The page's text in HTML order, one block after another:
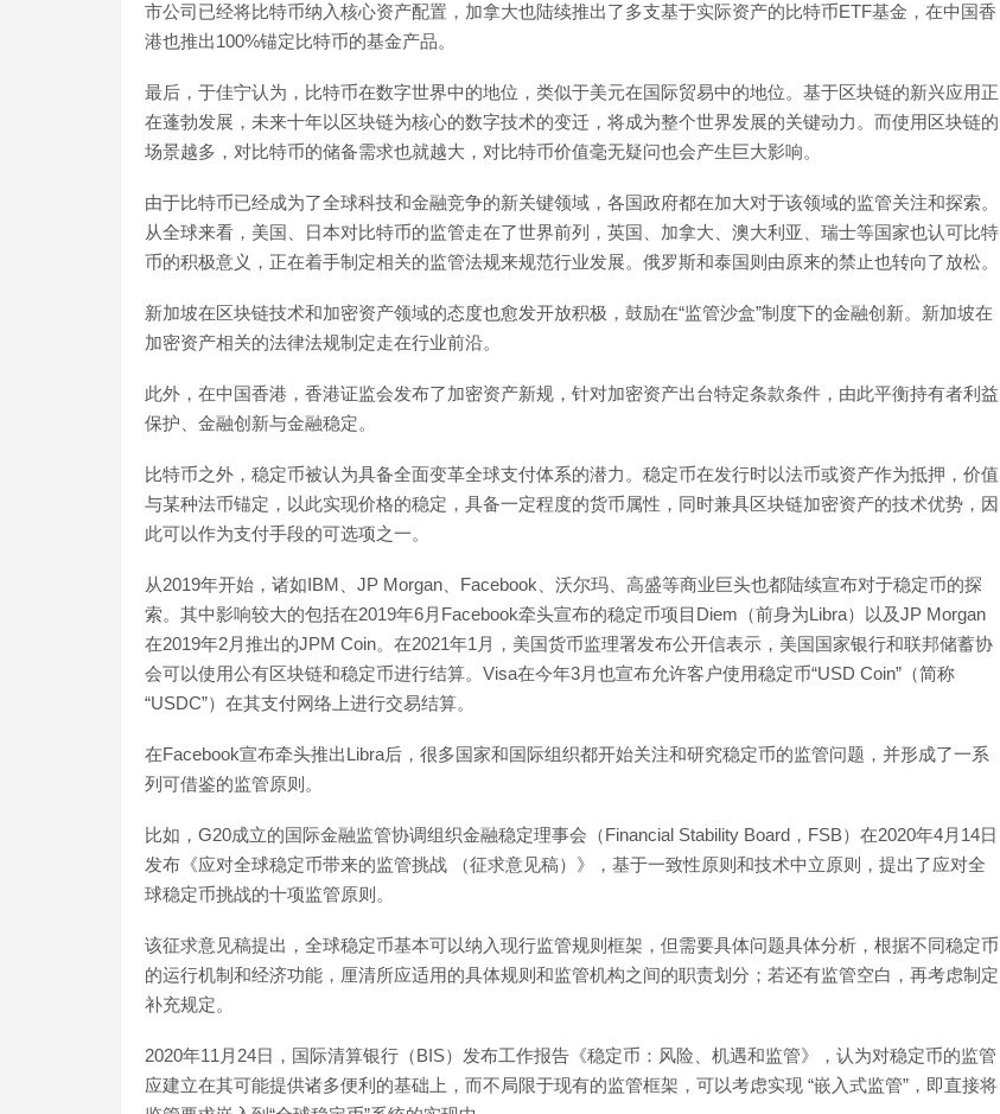
市公司已经将比特币纳入核心资产配置，加拿大也陆续推出了多支基于实际资产的比特币ETF基金，在中国香
港也推出100%锚定比特币的基金产品。
最后，于佳宁认为，比特币在数字世界中的地位，类似于美元在国际贸易中的地位。基于区块链的新兴应用正
在蓬勃发展，未来十年以区块链为核心的数字技术的变迁，将成为整个世界发展的关键动力。而使用区块链的
场景越多，对比特币的储备需求也就越大，对比特币价值毫无疑问也会产生巨大影响。
由于比特币已经成为了全球科技和金融竞争的新关键领域，各国政府都在加大对于该领域的监管关注和探索。
从全球来看，美国、日本对比特币的监管走在了世界前列，英国、加拿大、澳大利亚、瑞士等国家也认可比特
币的积极意义，正在着手制定相关的监管法规来规范行业发展。俄罗斯和泰国则由原来的禁止也转向了放松。
新加坡在区块链技术和加密资产领域的态度也愈发开放积极，鼓励在“监管沙盒”制度下的金融创新。新加坡在
加密资产相关的法律法规制定走在行业前沿。
此外，在中国香港，香港证监会发布了加密资产新规，针对加密资产出台特定条款条件，由此平衡持有者利益
保护、金融创新与金融稳定。
比特币之外，稳定币被认为具备全面变革全球支付体系的潜力。稳定币在发行时以法币或资产作为抵押，价值
与某种法币锚定，以此实现价格的稳定，具备一定程度的货币属性，同时兼具区块链加密资产的技术优势，因
此可以作为支付手段的可选项之一。
从2019年开始，诸如IBM、JP Morgan、Facebook、沃尔玛、高盛等商业巨头也都陆续宣布对于稳定币的探
索。其中影响较大的包括在2019年6月Facebook牵头宣布的稳定币项目Diem（前身为Libra）以及JP Morgan
在2019年2月推出的JPM Coin。在2021年1月，美国货币监理署发布公开信表示，美国国家银行和联邦储蓄协
会可以使用公有区块链和稳定币进行结算。Visa在今年3月也宣布允许客户使用稳定币“USD Coin”（简称
“USDC”）在其支付网络上进行交易结算。
在Facebook宣布牵头推出Libra后，很多国家和国际组织都开始关注和研究稳定币的监管问题，并形成了一系
列可借鉴的监管原则。
比如，G20成立的国际金融监管协调组织金融稳定理事会（Financial Stability Board，FSB）在2020年4月14日
发布《应对全球稳定币带来的监管挑战 （征求意见稿）》，基于一致性原则和技术中立原则，提出了应对全
球稳定币挑战的十项监管原则。
该征求意见稿提出，全球稳定币基本可以纳入现行监管规则框架，但需要具体问题具体分析，根据不同稳定币
的运行机制和经济功能，厘清所应适用的具体规则和监管机构之间的职责划分；若还有监管空白，再考虑制定
补充规定。
2020年11月24日，国际清算银行（BIS）发布工作报告《稳定币：风险、机遇和监管》，认为对稳定币的监管
应建立在其可能提供诸多便利的基础上，而不局限于现有的监管框架，可以考虑实现 “嵌入式监管”，即直接将